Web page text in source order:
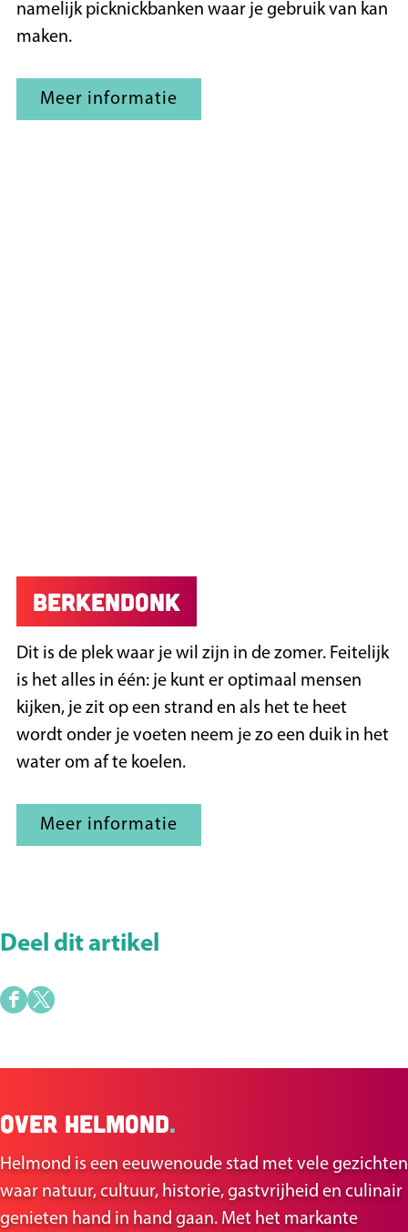
namelijk picknickbanken waar je gebruik van kan
maken.
Meer informatie
Berkendonk
Dit is de plek waar je wil zijn in de zomer. Feitelijk
is het alles in één: je kunt er optimaal mensen
kijken, je zit op een strand en als het te heet
wordt onder je voeten neem je zo een duik in het
water om af te koelen.
Meer informatie
Deel dit artikel
D
e
d
z
e
D
e
d
z
e
Over Helmond.
Helmond is een eeuwenoude stad met vele gezichten
waar natuur, cultuur, historie, gastvrijheid en culinair
genieten hand in hand gaan. Met het markante